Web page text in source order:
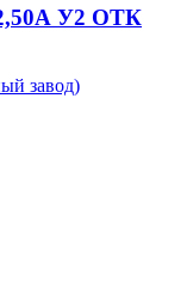
У2 ОТК
завод)